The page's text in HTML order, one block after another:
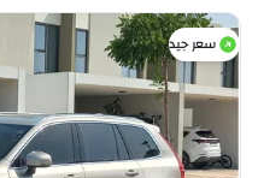
سعر جيد